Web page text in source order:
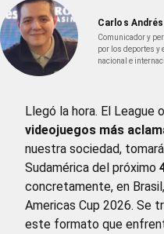
Carlos
Comunicador y
por los deportes y
nacional e
Llegó la hora. El League
videojuegos más
nuestra sociedad,
Sudamérica del próximo
concretamente, en
Americas Cup 2026. Se
este formato que